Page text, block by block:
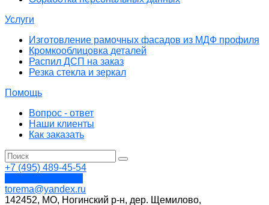
Услуги
Изготовление рамочных фасадов из МДФ профиля
Кромкооблицовка деталей
Распил ДСП на заказ
Резка стекла и зеркал
Помощь
Вопрос - ответ
Наши клиенты
Как заказать
+7 (495) 489-45-54
torema@yandex.ru
142452, МО, Ногинский р-н, дер. Щемилово,